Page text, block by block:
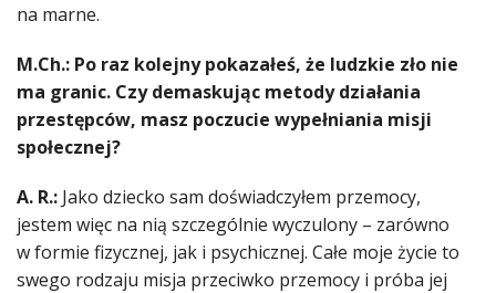
na marne.
M.Ch.: Po raz kolejny pokazałeś, że ludzkie zło nie
ma granic. Czy demaskując metody działania
przestępców, masz poczucie wypełniania misji
społecznej?
A. R.: Jako dziecko sam doświadczyłem przemocy,
jestem więc na nią szczególnie wyczulony – zarówno
w formie fizycznej, jak i psychicznej. Całe moje życie to
swego rodzaju misja przeciwko przemocy i próba jej